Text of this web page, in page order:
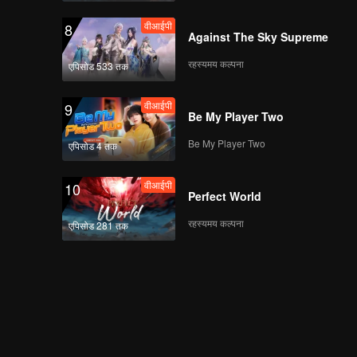
8
एपिसोड 533 तक
वीआईपी
Against The Sky Supreme
रहस्यमय कल्पना
9
एपिसोड 4 तक
वीआईपी
Be My Player Two
Be My Player Two
10
एपिसोड 281 तक
वीआईपी
Perfect World
रहस्यमय कल्पना